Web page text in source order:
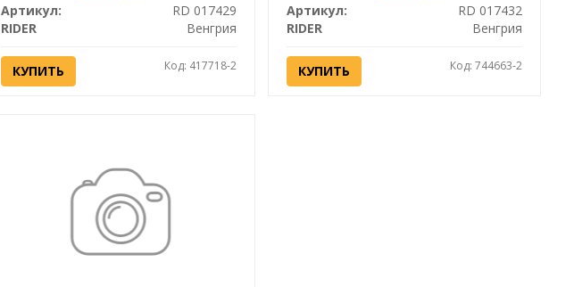
Артикул:
RD 017429
RIDER
Венгрия
КУПИТЬ Код: 417718-2
Артикул:
RD 017432
RIDER
Венгрия
КУПИТЬ Код: 744663-2